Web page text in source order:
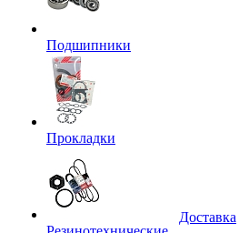
Подшипники
Прокладки
Доставка